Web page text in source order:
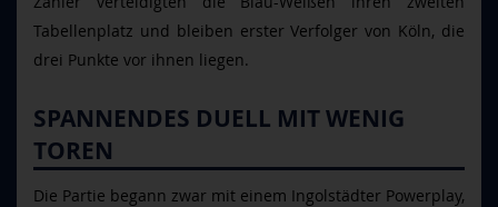
Tabellenplatz und bleiben erster Verfolger von Köln, die
drei Punkte vor ihnen liegen.
SPANNENDES DUELL MIT WENIG
TOREN
Die Partie begann zwar mit einem Ingolstädter Powerplay,